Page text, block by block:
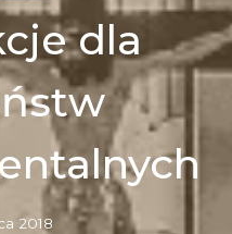
dla
2018